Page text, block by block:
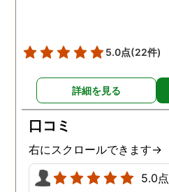
5.0点(22件)
詳細を見る
口コミ
右にスクロールできます→
5.0点